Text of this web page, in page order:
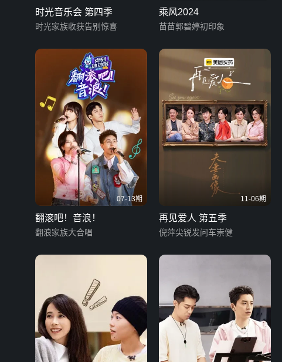
时光音乐会 第四季
时光家族收获告别惊喜
乘风2024
苗苗郭碧婷初印象
07-13期
翻滚吧！音浪！
翻浪家族大合唱
11-06期
再见爱人 第五季
倪萍尖锐发问车崇健